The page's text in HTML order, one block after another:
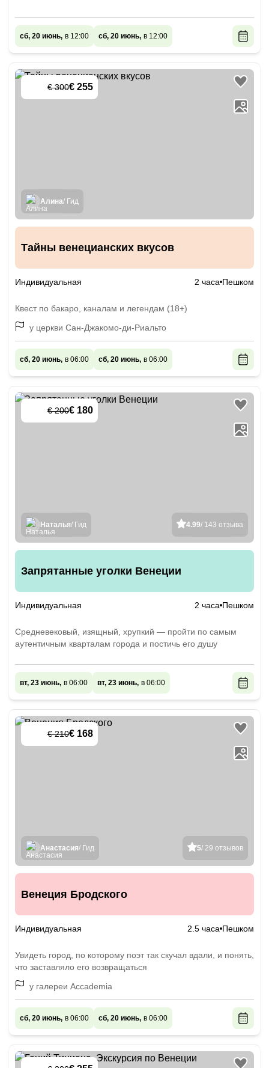
сб, 20 июнь, в 12:00 сб, 20 июнь, в 12:00
€ 300€ 255
Алина/ Гид
Тайны венецианских вкусов
Индивидуальная 2 часа Пешком
Квест по бакаро, каналам и легендам (18+)
у церкви Сан-Джакомо-ди-Риальто
сб, 20 июнь, в 06:00 сб, 20 июнь, в 06:00
€ 200€ 180
4.99/ 143 отзыва
Наталья/ Гид
Запрятанные уголки Венеции
Индивидуальная 2 часа Пешком
Средневековый, изящный, хрупкий — пройти по самым
аутентичным кварталам города и постичь его душу
вт, 23 июнь, в 06:00 вт, 23 июнь, в 06:00
€ 210€ 168
5/ 29 отзывов
Анастасия/ Гид
Венеция Бродского
Индивидуальная 2.5 часа Пешком
Увидеть город, по которому поэт так скучал вдали, и понять,
что заставляло его возвращаться
у галереи Accademia
сб, 20 июнь, в 06:00 сб, 20 июнь, в 06:00